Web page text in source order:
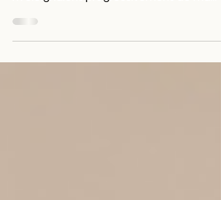
dans le monde entrepreneurial,
m'éloignaient progressivement de ma
vraie moi, de mon énergie, et de m